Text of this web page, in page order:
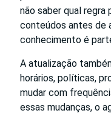
não saber qual regra
conteúdos antes de
conhecimento é
A atualização
horários, políticas,
mudar com
essas mudanças, o